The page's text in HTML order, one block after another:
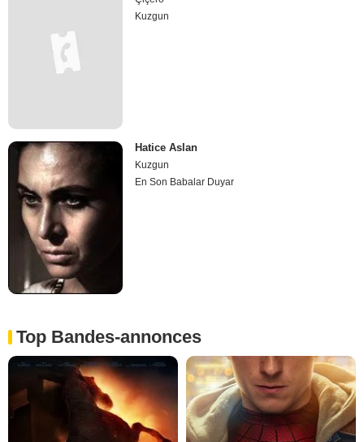
Kuzgun
Hatice Aslan
Kuzgun
En Son Babalar Duyar
Top Bandes-annonces